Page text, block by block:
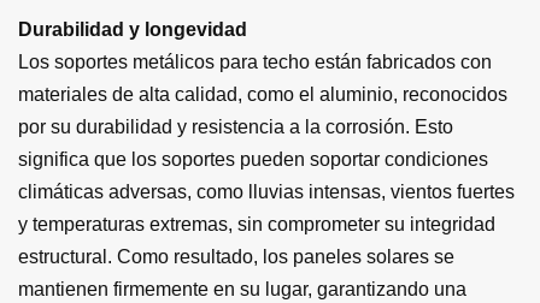
Durabilidad y longevidad
Los soportes metálicos para techo están fabricados con
materiales de alta calidad, como el aluminio, reconocidos
por su durabilidad y resistencia a la corrosión. Esto
significa que los soportes pueden soportar condiciones
climáticas adversas, como lluvias intensas, vientos fuertes
y temperaturas extremas, sin comprometer su integridad
estructural. Como resultado, los paneles solares se
mantienen firmemente en su lugar, garantizando una